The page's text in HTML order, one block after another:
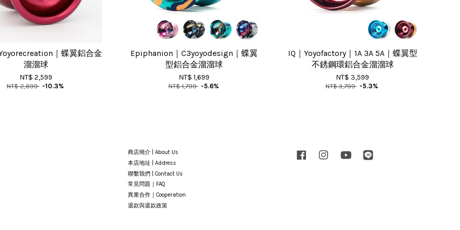
｜蝶翼鋁合金
溜溜球
NT$ 2,599
NT$ 2,899 -10.3%
Epiphanion｜C3yoyodesign｜蝶翼
型鋁合金溜溜球
NT$ 1,699
NT$ 1,799 -5.6%
IQ｜Yoyofactory｜1A 3A 5A｜蝶翼型
不銹鋼環鋁合金溜溜球
NT$ 3,599
NT$ 3,799 -5.3%
商店簡介 | About Us
本店地址 | Address
聯繫我們 | Contact Us
常見問題｜FAQ
異業合作｜Cooperation
退款與退款政策
Facebook InstagramYouTube